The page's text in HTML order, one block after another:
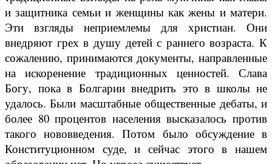
и защитника семьи и женщины как жены и матери.
Эти взгляды неприемлемы для христиан. Они
внедряют грех в душу детей с раннего возраста. К
сожалению, принимаются документы, направленные
на искоренение традиционных ценностей. Слава
Богу, пока в Болгарии внедрить это в школы не
удалось. Были масштабные общественные дебаты, и
более 80 процентов населения высказалось против
такого нововведения. Потом было обсуждение в
Конституционном суде, и сейчас этого в нашем